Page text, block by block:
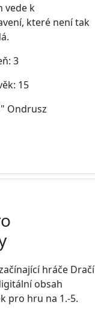
vede k
které není tak
3
15
Ondrusz
hráče Dračí
obsah
pro hru na 1.-5.